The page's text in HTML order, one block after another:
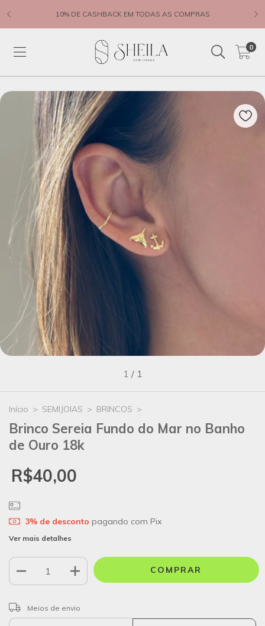
10% DE CASHBACK EM TODAS AS COMPRAS
0
1 / 1
Início > SEMIJOIAS > BRINCOS >
Brinco Sereia Fundo do Mar no Banho
de Ouro 18k
R$40,00
3% de desconto pagando com Pix
Ver mais detalhes
Entregas para o CEP:
Meios de envio